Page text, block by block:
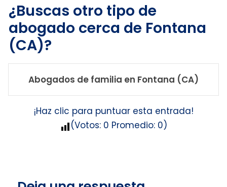
¿Buscas otro tipo de
abogado cerca de Fontana
(CA)?
Abogados de familia en Fontana (CA)
¡Haz clic para puntuar esta entrada!
(Votos: 0 Promedio: 0)